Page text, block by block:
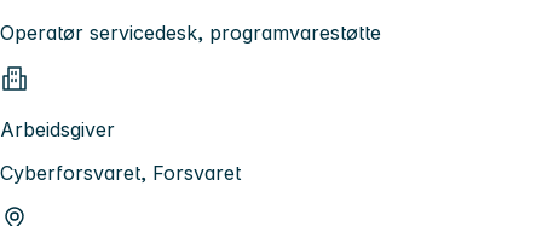
Operatør servicedesk, programvarestøtte
Arbeidsgiver
Cyberforsvaret, Forsvaret